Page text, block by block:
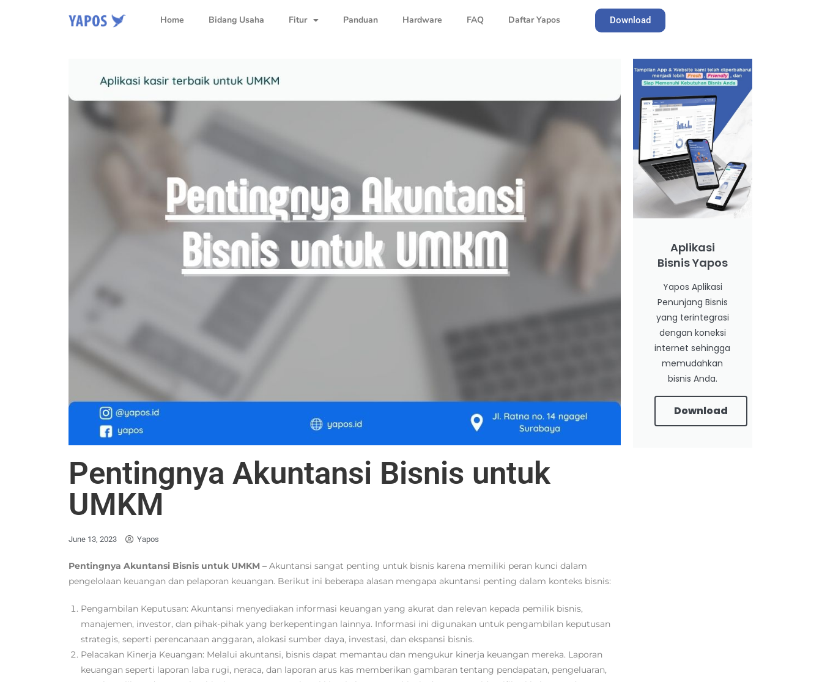
Home Bidang Usaha Fitur Panduan Hardware FAQ Daftar Yapos Download
Pentingnya Akuntansi Bisnis untuk
UMKM
June 13, 2023 Yapos
Pentingnya Akuntansi Bisnis untuk UMKM – Akuntansi sangat penting untuk bisnis karena memiliki peran kunci dalam
pengelolaan keuangan dan pelaporan keuangan. Berikut ini beberapa alasan mengapa akuntansi penting dalam konteks bisnis:
Pengambilan Keputusan: Akuntansi menyediakan informasi keuangan yang akurat dan relevan kepada pemilik bisnis,
manajemen, investor, dan pihak-pihak yang berkepentingan lainnya. Informasi ini digunakan untuk pengambilan keputusan
strategis, seperti perencanaan anggaran, alokasi sumber daya, investasi, dan ekspansi bisnis.
Pelacakan Kinerja Keuangan: Melalui akuntansi, bisnis dapat memantau dan mengukur kinerja keuangan mereka. Laporan
keuangan seperti laporan laba rugi, neraca, dan laporan arus kas memberikan gambaran tentang pendapatan, pengeluaran,
Aplikasi
Bisnis Yapos
Yapos Aplikasi
Penunjang Bisnis
yang terintegrasi
dengan koneksi
internet sehingga
memudahkan
bisnis Anda.
Download